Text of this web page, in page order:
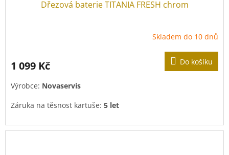
Dřezová baterie TITANIA FRESH chrom
Skladem do 10 dnů
1 099 Kč Do košíku
Výrobce: Novaservis
Záruka na těsnost kartuše: 5 let